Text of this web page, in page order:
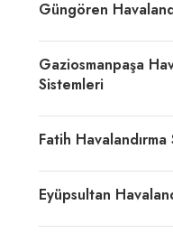
Güngören
Gaziosmanpaşa
Sistemleri
Fatih
Eyüpsultan